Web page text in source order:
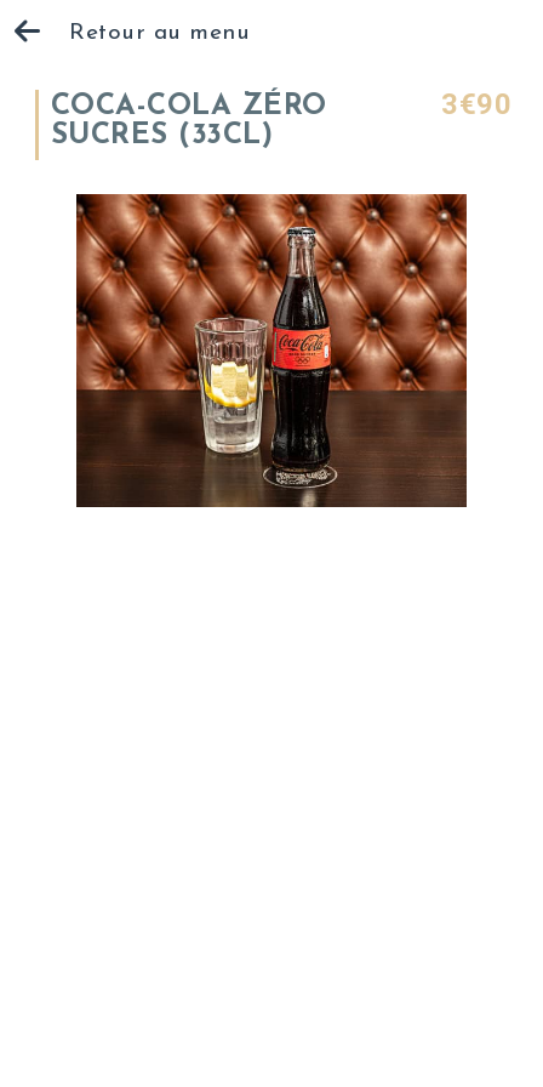
Retour au menu
COCA-COLA ZÉRO
SUCRES (33CL)
3€90